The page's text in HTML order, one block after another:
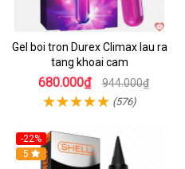
Gel boi tron Durex Climax lau ra
tang khoai cam
680.000₫ 944.000₫
(576)
-22%
5